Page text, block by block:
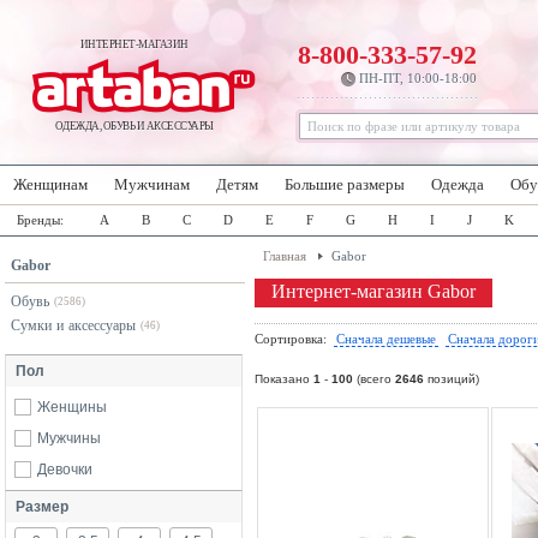
ИНТЕРНЕТ-МАГАЗИН
ОДЕЖДА, ОБУВЬ И АКСЕССУАРЫ
8-800-333-57-92
ПН-ПТ, 10:00-18:00
Женщинам Мужчинам Детям Большие размеры Одежда
Бренды: A B C D E F G H I J K
Gabor
Обувь (2586)
Сумки и аксессуары (46)
Пол
Женщины
Мужчины
Девочки
Размер
Главная Gabor
Интернет-магазин Gabor
Сортировка: Сначала дешевые Сначала
Показано 1 - 100 (всего 2646 позиций)